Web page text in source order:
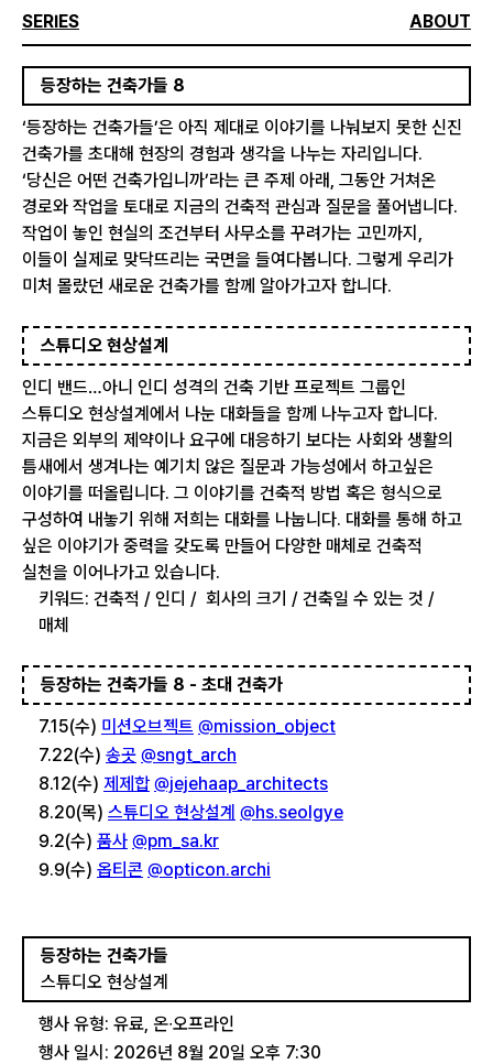
SERIES ABOUT
등장하는 건축가들 8
‘등장하는 건축가들’은 아직 제대로 이야기를 나눠보지 못한 신진
건축가를 초대해 현장의 경험과 생각을 나누는 자리입니다.
‘당신은 어떤 건축가입니까’라는 큰 주제 아래, 그동안 거쳐온
경로와 작업을 토대로 지금의 건축적 관심과 질문을 풀어냅니다.
작업이 놓인 현실의 조건부터 사무소를 꾸려가는 고민까지,
이들이 실제로 맞닥뜨리는 국면을 들여다봅니다. 그렇게 우리가
미처 몰랐던 새로운 건축가를 함께 알아가고자 합니다.
스튜디오 현상설계
인디 밴드…아니 인디 성격의 건축 기반 프로젝트 그룹인
스튜디오 현상설계에서 나눈 대화들을 함께 나누고자 합니다.
지금은 외부의 제약이나 요구에 대응하기 보다는 사회와 생활의
틈새에서 생겨나는 예기치 않은 질문과 가능성에서 하고싶은
이야기를 떠올립니다. 그 이야기를 건축적 방법 혹은 형식으로
구성하여 내놓기 위해 저희는 대화를 나눕니다. 대화를 통해 하고
싶은 이야기가 중력을 갖도록 만들어 다양한 매체로 건축적
실천을 이어나가고 있습니다.
키워드: 건축적 / 인디 / 회사의 크기 / 건축일 수 있는 것 /
매체
등장하는 건축가들 8 - 초대 건축가
7.15(수) 미션오브젝트 @mission_object
7.22(수) 송곳 @sngt_arch
8.12(수) 제제합 @jejehaap_architects
8.20(목) 스튜디오 현상설계 @hs.seolgye
9.2(수) 품사 @pm_sa.kr
9.9(수) 옵티콘 @opticon.archi
등장하는 건축가들
스튜디오 현상설계
행사 유형: 유료, 온∙오프라인
행사 일시: 2026년 8월 20일 오후 7:30